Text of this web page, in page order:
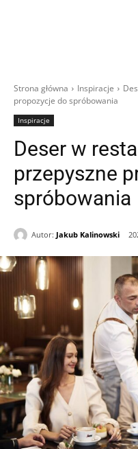
Strona główna Inspiracje
propozycje do spróbowania
Inspiracje
Deser w
przepyszne
spróbowania
Autor: Jakub Kalinowski